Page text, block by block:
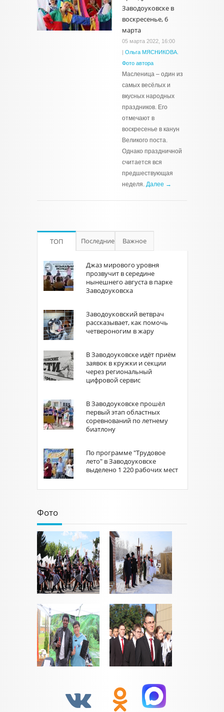
Заводоуковске в
воскресенье, 6
марта
05 марта 2022, 16:00
| Ольга МЯСНИКОВА.
Фото автора
Масленица – один из
самых весёлых и
вкусных народных
праздников. Его
отмечают в
воскресенье в канун
Великого поста.
Однако праздничной
считается вся
предшествующая
неделя. Далее →
ТОП Последние Важное
Джаз мирового уровня
прозвучит в середине
нынешнего августа в парке
Заводоуковска
Заводоуковский ветврач
рассказывает, как помочь
четвероногим в жару
В Заводоуковске идёт приём
заявок в кружки и секции
через региональный
цифровой сервис
В Заводоуковске прошёл
первый этап областных
соревнований по летнему
биатлону
По программе "Трудовое
лето" в Заводоуковске
выделено 1 220 рабочих мест
Фото